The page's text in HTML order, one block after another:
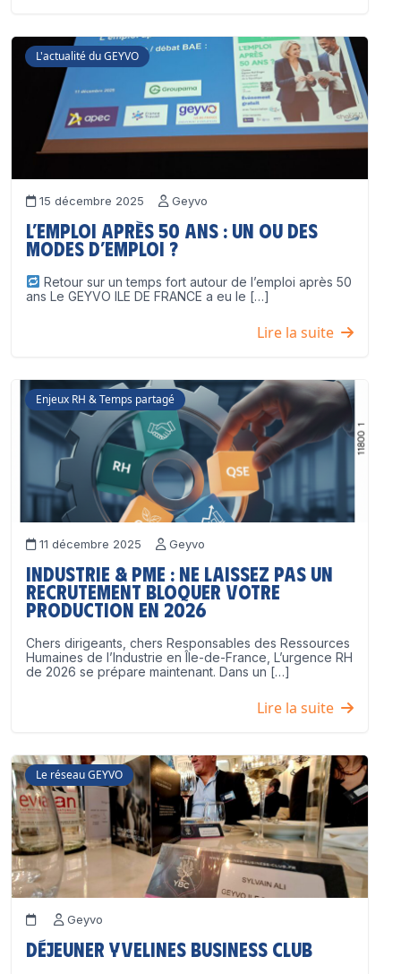
L'actualité du GEYVO
15 décembre 2025 Geyvo
L’emploi après 50 ans : un ou des
modes d’emploi ?
Retour sur un temps fort autour de l’emploi après 50
ans Le GEYVO ILE DE FRANCE a eu le […]
Lire la suite
Enjeux RH & Temps partagé
11 décembre 2025 Geyvo
Industrie & PME : ne laissez pas un
recrutement bloquer votre
production en 2026
Chers dirigeants, chers Responsables des Ressources
Humaines de l’Industrie en Île-de-France, L’urgence RH
de 2026 se prépare maintenant. Dans un […]
Lire la suite
Le réseau GEYVO
Geyvo
Déjeuner Yvelines Business Club